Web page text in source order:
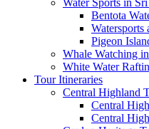
Water Sports in
Bentota
Watersports
Pigeon
Whale Watching
White Water
Tour Itineraries
Central Highland
Central
Central